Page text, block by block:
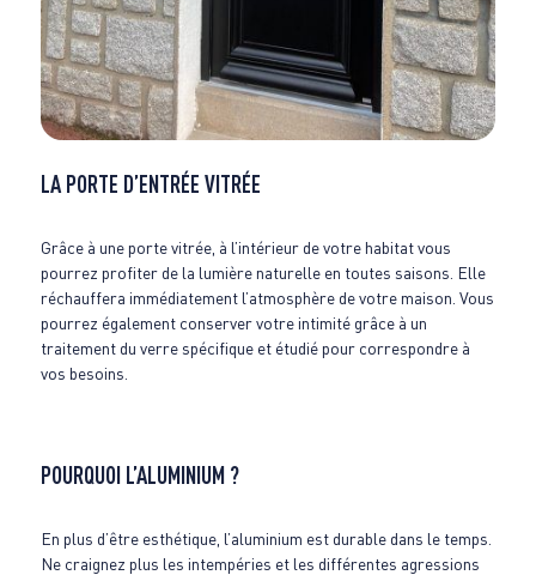
LA PORTE D’ENTRÉE VITRÉE
Grâce à une porte vitrée, à l’intérieur de votre habitat vous
pourrez profiter de la lumière naturelle en toutes saisons. Elle
réchauffera immédiatement l’atmosphère de votre maison. Vous
pourrez également conserver votre intimité grâce à un
traitement du verre spécifique et étudié pour correspondre à
vos besoins.
POURQUOI L’ALUMINIUM ?
En plus d’être esthétique, l’aluminium est durable dans le temps.
Ne craignez plus les intempéries et les différentes agressions